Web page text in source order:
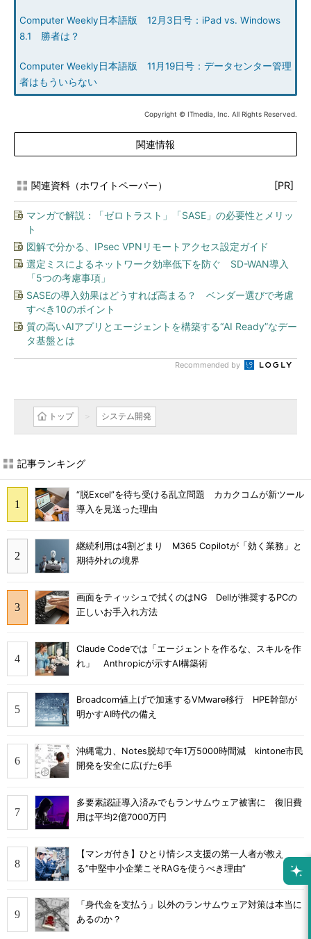
Computer Weekly日本語版 12月3日号：iPad vs. Windows
8.1 勝者は？
Computer Weekly日本語版 11月19日号：データセンター管理
者はもういらない
Copyright © ITmedia, Inc. All Rights Reserved.
関連情報
関連資料（ホワイトペーパー） [PR]
マンガで解説：「ゼロトラスト」「SASE」の必要性とメリッ
ト
図解で分かる、IPsec VPNリモートアクセス設定ガイド
選定ミスによるネットワーク効率低下を防ぐ SD-WAN導入
「5つの考慮事項」
SASEの導入効果はどうすれば高まる？ ベンダー選びで考慮
すべき10のポイント
質の高いAIアプリとエージェントを構築する“AI Ready”なデー
タ基盤とは
Recommended by
トップ システム開発
記事ランキング
“脱Excel”を待ち受ける乱立問題 カカクコムが新ツール
導入を見送った理由
継続利用は4割どまり M365 Copilotが「効く業務」と
期待外れの境界
画面をティッシュで拭くのはNG Dellが推奨するPCの
正しいお手入れ方法
Claude Codeでは「エージェントを作るな、スキルを作
れ」 Anthropicが示すAI構築術
Broadcom値上げで加速するVMware移行 HPE幹部が
明かすAI時代の備え
沖縄電力、Notes脱却で年1万5000時間減 kintone市民
開発を安全に広げた6手
多要素認証導入済みでもランサムウェア被害に 復旧費
用は平均2億7000万円
【マンガ付き】ひとり情シス支援の第一人者が教え
る”中堅中小企業こそRAGを使うべき理由”
「身代金を支払う」以外のランサムウェア対策は本当に
あるのか？